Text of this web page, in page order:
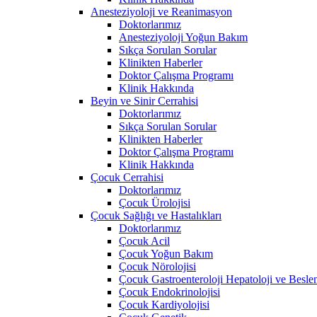
Anesteziyoloji ve Reanimasyon
Doktorlarımız
Anesteziyoloji Yoğun Bakım
Sıkça Sorulan Sorular
Klinikten Haberler
Doktor Çalışma Programı
Klinik Hakkında
Beyin ve Sinir Cerrahisi
Doktorlarımız
Sıkça Sorulan Sorular
Klinikten Haberler
Doktor Çalışma Programı
Klinik Hakkında
Çocuk Cerrahisi
Doktorlarımız
Çocuk Ürolojisi
Çocuk Sağlığı ve Hastalıkları
Doktorlarımız
Çocuk Acil
Çocuk Yoğun Bakım
Çocuk Nörolojisi
Çocuk Gastroenteroloji Hepatoloji ve
Çocuk Endokrinolojisi
Çocuk Kardiyolojisi